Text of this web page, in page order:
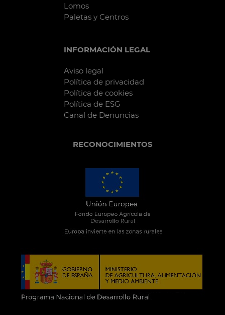
Lomos
Paletas y Centros
INFORMACIÓN LEGAL
Aviso legal
Política de privacidad
Política de cookies
Política de ESG
Canal de Denuncias
RECONOCIMIENTOS